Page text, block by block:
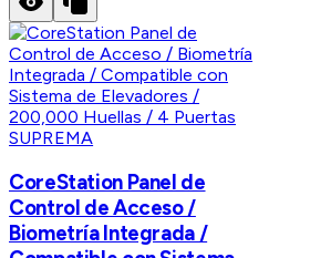
SUPREMA
CoreStation Panel de
Control de Acceso /
Biometría Integrada /